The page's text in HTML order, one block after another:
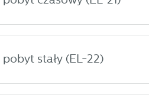
stały (EL-22)
trzecich lub firm będących naszymi
ofert, komunikatów mediów